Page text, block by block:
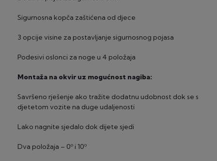
Sigurnosna kopča zaštićena od djece
3 opcije visine za postavljanje sigurnosnog pojasa
Podesivi oslonci za noge u 4 položaja
Montaža na okvir uz mogućnost nagiba:
Savršeno rješenje ako tražite dodatnu udobnost dok se s
djetetom vozite na duge udaljenosti
Lako nagnite sjedalo dok dijete sjedi
Dva položaja – 0º i 10º